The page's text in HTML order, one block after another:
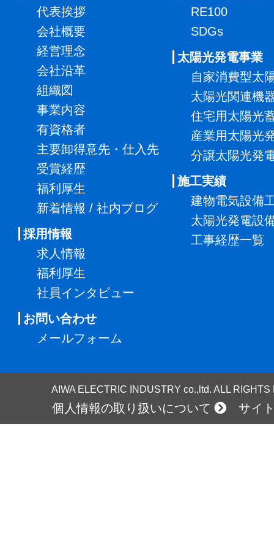
代表挨拶
会社概要
経営理念
会社沿革
組織図
事業内容
有資格者
主要卸得意先・仕入先
受賞経歴
福利厚生
新着情報 / 社内ブログ
採用情報
求人情報
福利厚生
社員インタビュー
お問い合わせ
メールフォーム
RE100
SDGs
太陽光発電事業
自家消費型太
太陽光関連機
住宅用太陽光
産業用太陽光
分譲太陽光発
施工実績
建物電気設備
太陽光発電設
工事経歴一覧
AIWA ELECTRIC INDUSTRY co.,ltd. ALL
個人情報の取り扱いについて サイ